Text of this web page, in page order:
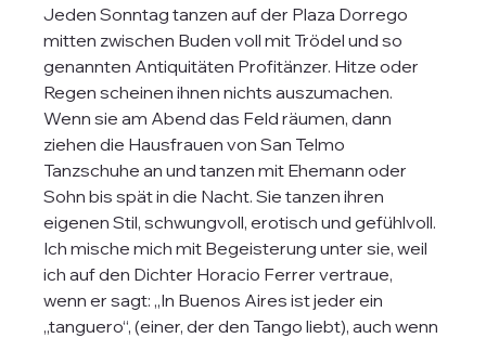
Jeden Sonntag tanzen auf der Plaza Dorrego
mitten zwischen Buden voll mit Trödel und so
genannten Antiquitäten Profitänzer. Hitze oder
Regen scheinen ihnen nichts auszumachen.
Wenn sie am Abend das Feld räumen, dann
ziehen die Hausfrauen von San Telmo
Tanzschuhe an und tanzen mit Ehemann oder
Sohn bis spät in die Nacht. Sie tanzen ihren
eigenen Stil, schwungvoll, erotisch und gefühlvoll.
Ich mische mich mit Begeisterung unter sie, weil
ich auf den Dichter Horacio Ferrer vertraue,
wenn er sagt: „In Buenos Aires ist jeder ein
„tanguero“, (einer, der den Tango liebt), auch wenn